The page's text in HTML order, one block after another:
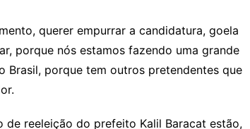
querer empurrar a candidatura, goela
porque nós estamos fazendo uma grande
Brasil, porque tem outros pretendentes que
reeleição do prefeito Kalil Baracat estão,